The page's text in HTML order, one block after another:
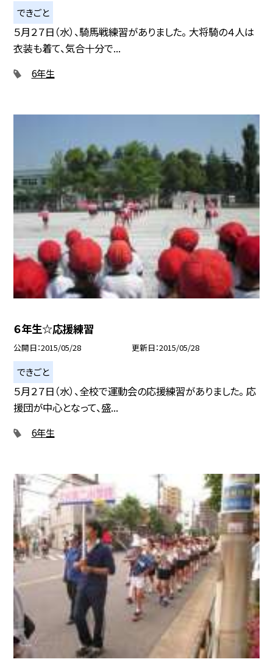
できごと
５月２７日（水）、騎馬戦練習がありました。 大将騎の４人は
衣装も着て、気合十分で...
6年生
６年生☆応援練習
公開日 2015/05/28 更新日 2015/05/28
できごと
５月２７日（水）、全校で運動会の応援練習がありました。 応
援団が中心となって、盛...
6年生